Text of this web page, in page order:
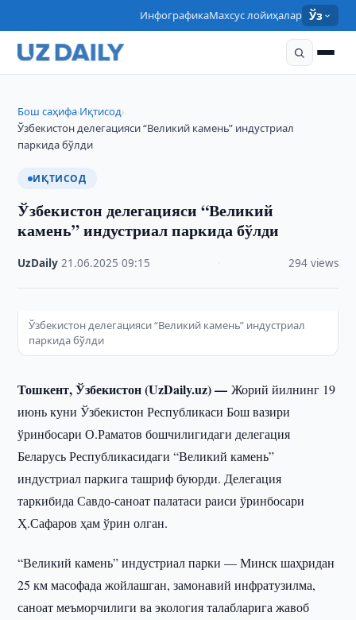
ИнфографикаМахсус лойиҳалар Ўз
Бош саҳифа›Иқтисод›
Ўзбекистон делегацияси “Великий камень” индустриал
паркида бўлди
ИҚТИСОД
Ўзбекистон делегацияси “Великий
камень” индустриал паркида бўлди
UzDaily ·21.06.2025 ·09:15 294 views
Ўзбекистон делегацияси “Великий камень” индустриал
паркида бўлди
Тошкент, Ўзбекистон (UzDaily.uz) —Жорий йилнинг 19
июнь куни Ўзбекистон Республикаси Бош вазири
ўринбосари О.Раматов бошчилигидаги делегация
Беларусь Республикасидаги “Великий камень”
индустриал паркига ташриф буюрди. Делегация
таркибида Савдо-саноат палатаси раиси ўринбосари
Ҳ.Сафаров ҳам ўрин олган.
“Великий камень” индустриал парки — Минск шаҳридан
25 км масофада жойлашган, замонавий инфратузилма,
саноат меъморчилиги ва экология талабларига жавоб